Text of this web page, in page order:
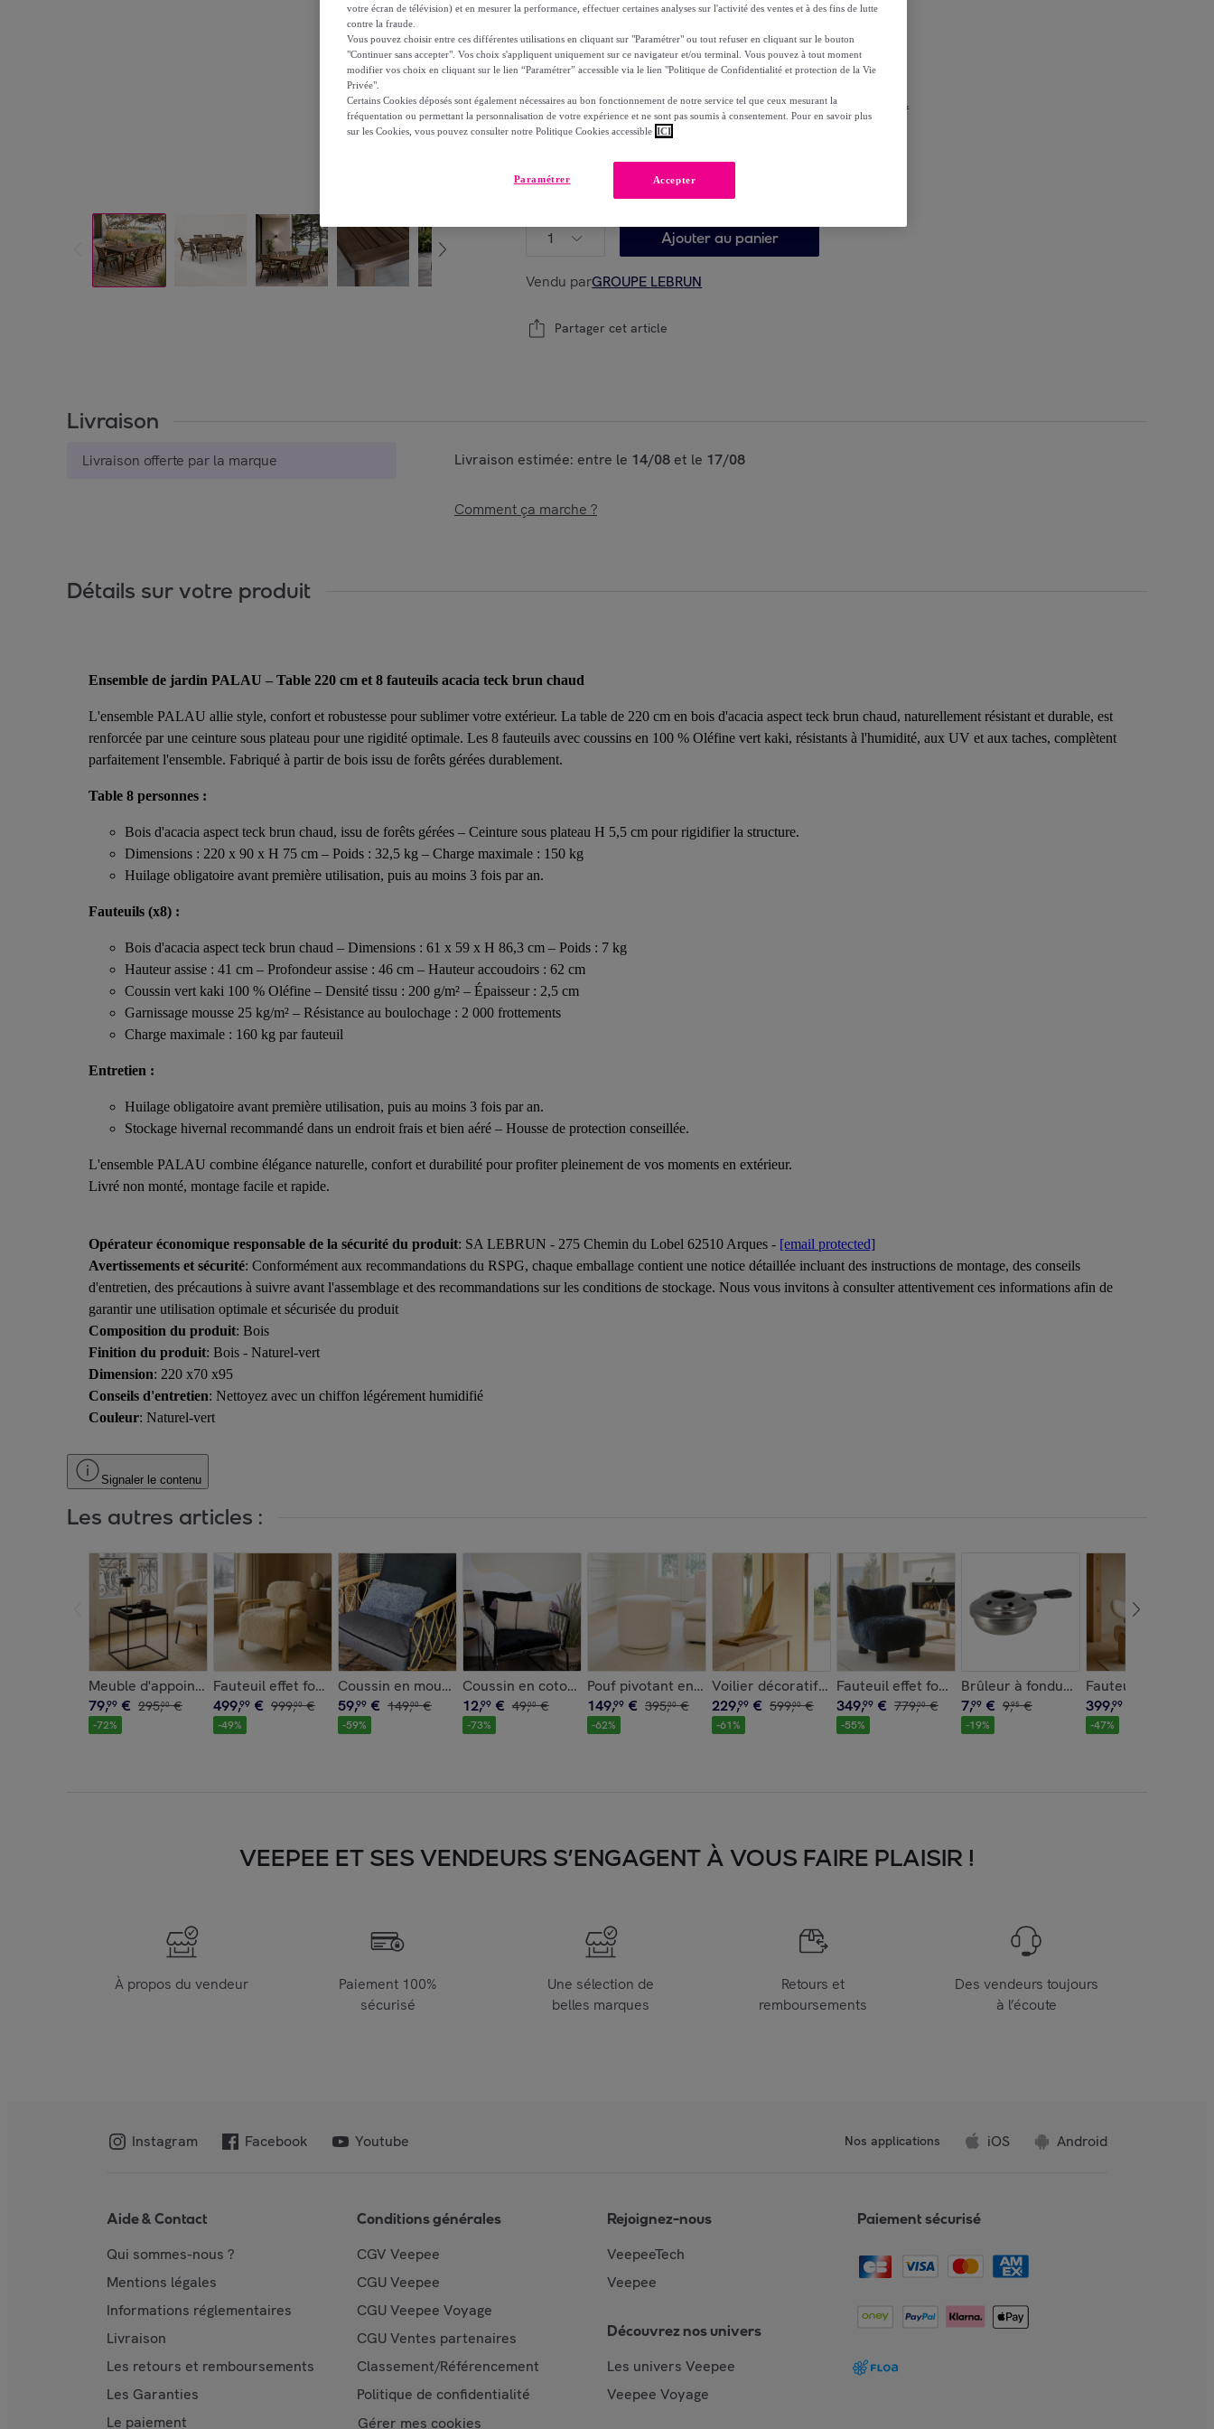
2395,00 €
dontéco-part.: 23,44 €
Reprise possible de votre ancien produit,voir les conditions.
220 x 70 x 95
1 Ajouter au panier
Vendu parGROUPE LEBRUN
Partager cet article
Livraison
Livraison offerte par la marque Livraison estimée: entre le 14/08 et le 17/08
Comment ça marche ?
Détails sur votre produit
Ensemble de jardin PALAU – Table 220 cm et 8 fauteuils acacia teck brun chaud
L'ensemble PALAU allie style, confort et robustesse pour sublimer votre extérieur. La table de 220 cm en bois d'acacia aspect teck brun chaud, naturellement résistant et durable, est
renforcée par une ceinture sous plateau pour une rigidité optimale. Les 8 fauteuils avec coussins en 100 % Oléfine vert kaki, résistants à l'humidité, aux UV et aux taches, complètent
parfaitement l'ensemble. Fabriqué à partir de bois issu de forêts gérées durablement.
Table 8 personnes :
Bois d'acacia aspect teck brun chaud, issu de forêts gérées – Ceinture sous plateau H 5,5 cm pour rigidifier la structure.
Dimensions : 220 x 90 x H 75 cm – Poids : 32,5 kg – Charge maximale : 150 kg
Huilage obligatoire avant première utilisation, puis au moins 3 fois par an.
Fauteuils (x8) :
Bois d'acacia aspect teck brun chaud – Dimensions : 61 x 59 x H 86,3 cm – Poids : 7 kg
Hauteur assise : 41 cm – Profondeur assise : 46 cm – Hauteur accoudoirs : 62 cm
Coussin vert kaki 100 % Oléfine – Densité tissu : 200 g/m² – Épaisseur : 2,5 cm
Garnissage mousse 25 kg/m² – Résistance au boulochage : 2 000 frottements
Charge maximale : 160 kg par fauteuil
Entretien :
Huilage obligatoire avant première utilisation, puis au moins 3 fois par an.
Stockage hivernal recommandé dans un endroit frais et bien aéré – Housse de protection conseillée.
L'ensemble PALAU combine élégance naturelle, confort et durabilité pour profiter pleinement de vos moments en extérieur.
Livré non monté, montage facile et rapide.
Opérateur économique responsable de la sécurité du produit: SA LEBRUN - 275 Chemin du Lobel 62510 Arques - [email protected]
Avertissements et sécurité: Conformément aux recommandations du RSPG, chaque emballage contient une notice détaillée incluant des instructions de montage, des conseils
d'entretien, des précautions à suivre avant l'assemblage et des recommandations sur les conditions de stockage. Nous vous invitons à consulter attentivement ces informations afin de
garantir une utilisation optimale et sécurisée du produit
Composition du produit: Bois
Finition du produit: Bois - Naturel-vert
Dimension: 220 x70 x95
Conseils d'entretien: Nettoyez avec un chiffon légérement humidifié
Couleur: Naturel-vert
Signaler le contenu
Les autres articles :
Meuble d'appoint en noix de coco et pieds en métal noir LAMAI
79,99 € 295,00 €
-72%
Fauteuil effet fourrure beige et structure en bois YACK
499,99 € 999,00 €
-49%
Coussin en mouton gris 24x40cm
59,99 € 149,00 €
-59%
Coussin en coton beige avec pompons rose 30x50cm AGRA
12,99 € 49,00 €
-73%
Pouf pivotant en velours cotelé écru CASPER
149,99 € 395,00 €
-62%
Voilier décoratif en orme massif
229,99 € 599,00 €
-61%
349,99 € 779,00 €
-55%
Brûleur à fondue en acier inoxydable
7,99 € 9,95 €
-19%
399,99
-47%
VEEPEE ET SES VENDEURS S’ENGAGENT À VOUS FAIRE PLAISIR !
À propos du vendeur
Paiement 100%
sécurisé
Une sélection de
belles marques
Retours et
remboursements
Des vendeurs toujours
à l’écoute
Instagram Facebook Youtube Nos applications iOS Android
Aide & Contact
Qui sommes-nous ?
Mentions légales
Informations réglementaires
Livraison
Les retours et remboursements
Les Garanties
Le paiement
Conditions générales
CGV Veepee
CGU Veepee
CGU Veepee Voyage
CGU Ventes partenaires
Classement/Référencement
Politique de confidentialité
Gérer mes cookies
Rejoignez-nous
VeepeeTech
Veepee
Découvrez nos univers
Les univers Veepee
Veepee Voyage
Paiement sécurisé
votre écran de télévision) et en mesurer la performance, effectuer certaines analyses sur l'activité des ventes et à des fins de lutte
contre la fraude.
Vous pouvez choisir entre ces différentes utilisations en cliquant sur "Paramétrer" ou tout refuser en cliquant sur le bouton
"Continuer sans accepter". Vos choix s'appliquent uniquement sur ce navigateur et/ou terminal. Vous pouvez à tout moment
modifier vos choix en cliquant sur le lien “Paramétrer” accessible via le lien "Politique de Confidentialité et protection de la Vie
Privée".
Certains Cookies déposés sont également nécessaires au bon fonctionnement de notre service tel que ceux mesurant la
fréquentation ou permettant la personnalisation de votre expérience et ne sont pas soumis à consentement. Pour en savoir plus
sur les Cookies, vous pouvez consulter notre Politique Cookies accessible ICI
Accepter
Paramétrer